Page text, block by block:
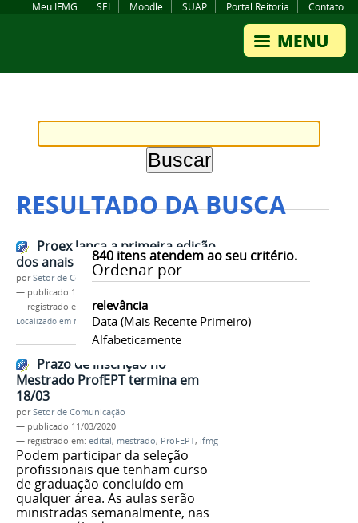
Meu IFMG SEI Moodle SUAP Portal Reitoria Contato
RESULTADO DA BUSCA
840itens atendem ao seu critério.
Ordenar por
relevância
Data (mais Recente Primeiro)
Alfabeticamente
Proex lança a primeira edição
dos anais Saberes da Extensão
porSetor de Comunicação
— publicado 11/03/2020
— registrado em:
anais,saberes da extensão
Localizado em Notícias
Prazo de inscrição no
Mestrado ProfEPT termina em
18/03
porSetor de Comunicação
— publicado 11/03/2020
— registrado em: edital, mestrado, ProFEPT, ifmg
Podem participar da seleção
profissionais que tenham curso
de graduação concluído em
qualquer área. As aulas serão
ministradas semanalmente, nas